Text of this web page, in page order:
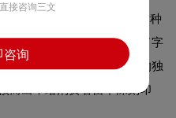
呈现出字标的设计风格。这种
性，设计师在标志中融合了字
般审美特征，又突出品牌的独
而出，给消费者留下深刻印
接咨询三文
咨询